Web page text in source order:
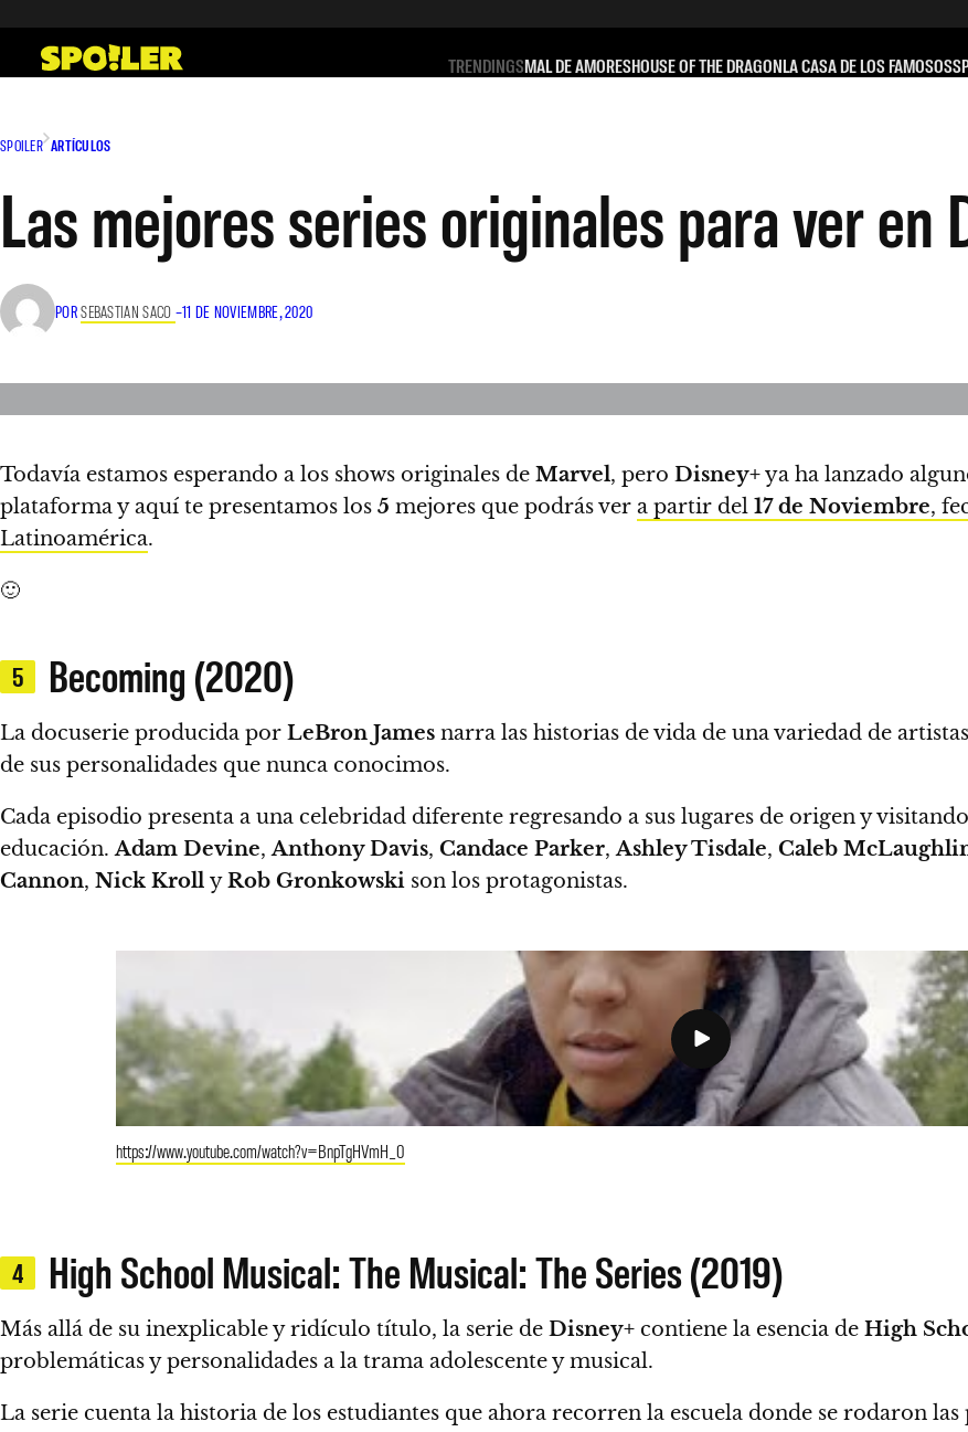
contenido
TRENDINGSMAL DE AMORESHOUSE OF THE DRAGONLA CASA DE LOS FAMOSOS
SPOILER ARTÍCULOS
Las mejores series originales para ver en
PORSEBASTIAN SACO –11 DE NOVIEMBRE, 2020
Todavía estamos esperando a los shows originales de Marvel, pero Disney+ya ha lanzado
plataforma y aquí te presentamos los 5 mejores que podrás ver a partir del 17 de Noviembre,
Latinoamérica.
🙂
5 Becoming (2020)
La docuserie producida por LeBron James narra las historias de vida de una variedad de
de sus personalidades que nunca conocimos.
Cada episodio presenta a una celebridad diferente regresando a sus lugares de origen y
educación.Adam Devine,Anthony Davis, Candace Parker,Ashley Tisdale, Caleb
Cannon, Nick Kroll yRob Gronkowski son los protagonistas.
https://www.youtube.com/watch?v=BnpTgHVmH_0
4 High School Musical: The Musical: The Series (2019)
Más allá de su inexplicable y ridículo título, la serie de Disney+ contiene la esencia de High
problemáticas y personalidades a la trama adolescente y musical.
La serie cuenta la historia de los estudiantes que ahora recorren la escuela donde se rodaron las